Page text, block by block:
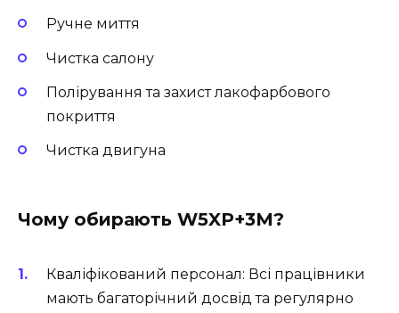
Ручне миття
Чистка салону
Полірування та захист лакофарбового
покриття
Чистка двигуна
Чому обирають W5XP+3M?
Кваліфікований персонал: Всі працівники
мають багаторічний досвід та регулярно